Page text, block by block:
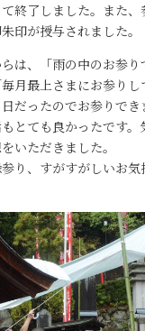
終了しました。また、
印が授与されました。
は、「雨の中のお参
月最上さまにお参り
だったのでお参りで
とても良かったです。
いただきました。
り、すがすがしいお気